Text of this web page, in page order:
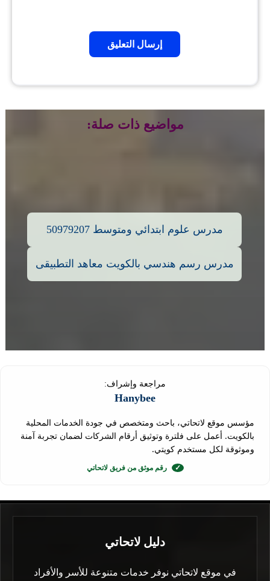
مواضيع ذات صلة:
مدرس علوم ابتدائي ومتوسط 50979207
مدرس رسم هندسي بالكويت معاهد التطبيقى
مراجعة وإشراف:
Hanybee
مؤسس موقع لاتحاتي، باحث ومتخصص في جودة الخدمات المحلية
بالكويت. أعمل على فلترة وتوثيق أرقام الشركات لضمان تجربة آمنة
وموثوقة لكل مستخدم كويتي.
✓ رقم موثق من فريق لاتحاتي
دليل لاتحاتي
في موقع لاتحاتي نوفر خدمات متنوعة للأسر والأفراد